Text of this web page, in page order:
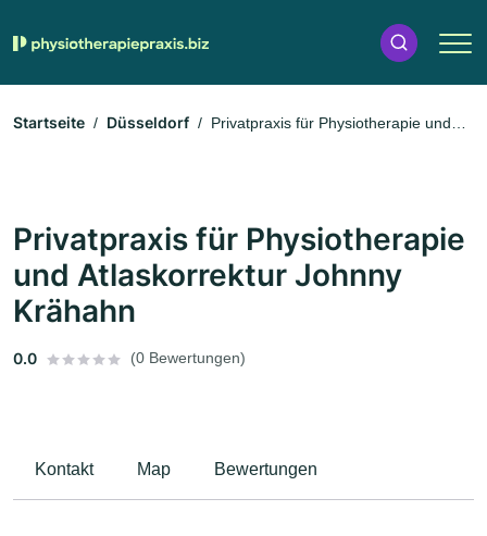
Startseite Düsseldorf
Privatpraxis für Physiotherapie und
Privatpraxis für Physiotherapie
und Atlaskorrektur Johnny
Krähahn
0.0 (0 Bewertungen)
Kontakt Map Bewertungen